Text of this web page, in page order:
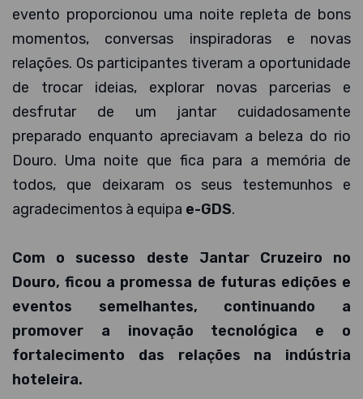
evento proporcionou uma noite repleta de bons
momentos, conversas inspiradoras e novas
relações. Os participantes tiveram a oportunidade
de trocar ideias, explorar novas parcerias e
desfrutar de um jantar cuidadosamente
preparado enquanto apreciavam a beleza do rio
Douro. Uma noite que fica para a memória de
todos, que deixaram os seus testemunhos e
agradecimentos à equipa e-GDS.
Com o sucesso deste Jantar Cruzeiro no
Douro, ficou a promessa de futuras edições e
eventos semelhantes, continuando a
promover a inovação tecnológica e o
fortalecimento das relações na indústria
hoteleira.